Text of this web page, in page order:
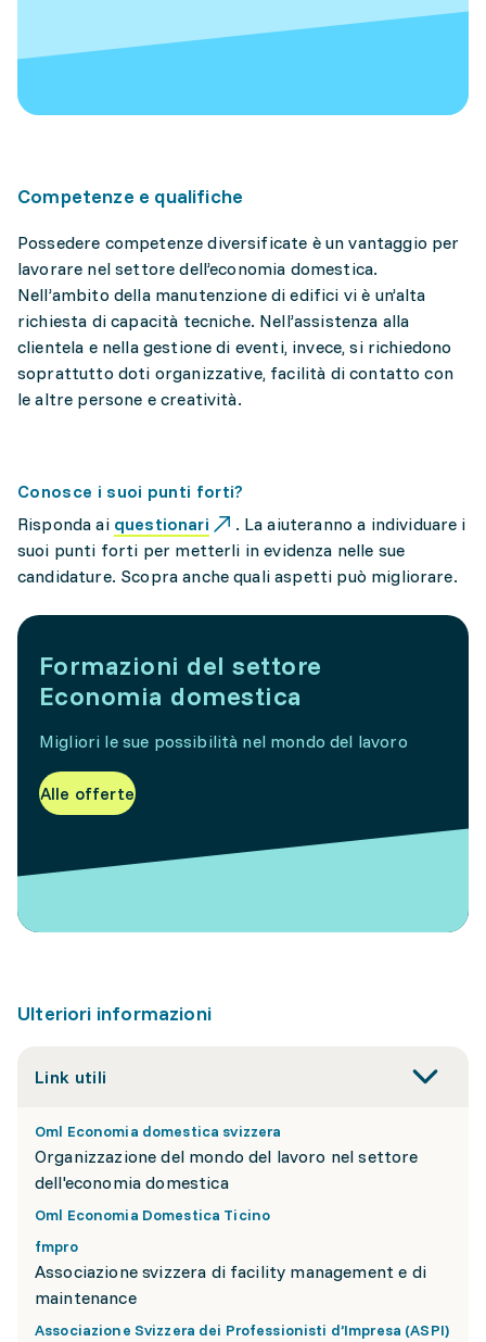
Competenze e qualifiche
Possedere competenze diversificate è un vantaggio per
lavorare nel settore dell’economia domestica.
Nell’ambito della manutenzione di edifici vi è un’alta
richiesta di capacità tecniche. Nell’assistenza alla
clientela e nella gestione di eventi, invece, si richiedono
soprattutto doti organizzative, facilità di contatto con
le altre persone e creatività.
Conosce i suoi punti forti?
Risponda ai questionari
. La aiuteranno a individuare i
suoi punti forti per metterli in evidenza nelle sue
candidature. Scopra anche quali aspetti può migliorare.
Formazioni del settore
Economia domestica
Migliori le sue possibilità nel mondo del lavoro
Alle offerte
Ulteriori informazioni
Link utili
Oml Economia domestica svizzera
Organizzazione del mondo del lavoro nel settore
dell'economia domestica
Oml Economia Domestica Ticino
fmpro
Associazione svizzera di facility management e di
maintenance
Associazione Svizzera dei Professionisti d’Impresa (ASPI)